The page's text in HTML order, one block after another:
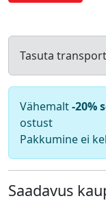
Tasuta
Vähemalt-20%
ostust
Pakkumine ei
Saadavus